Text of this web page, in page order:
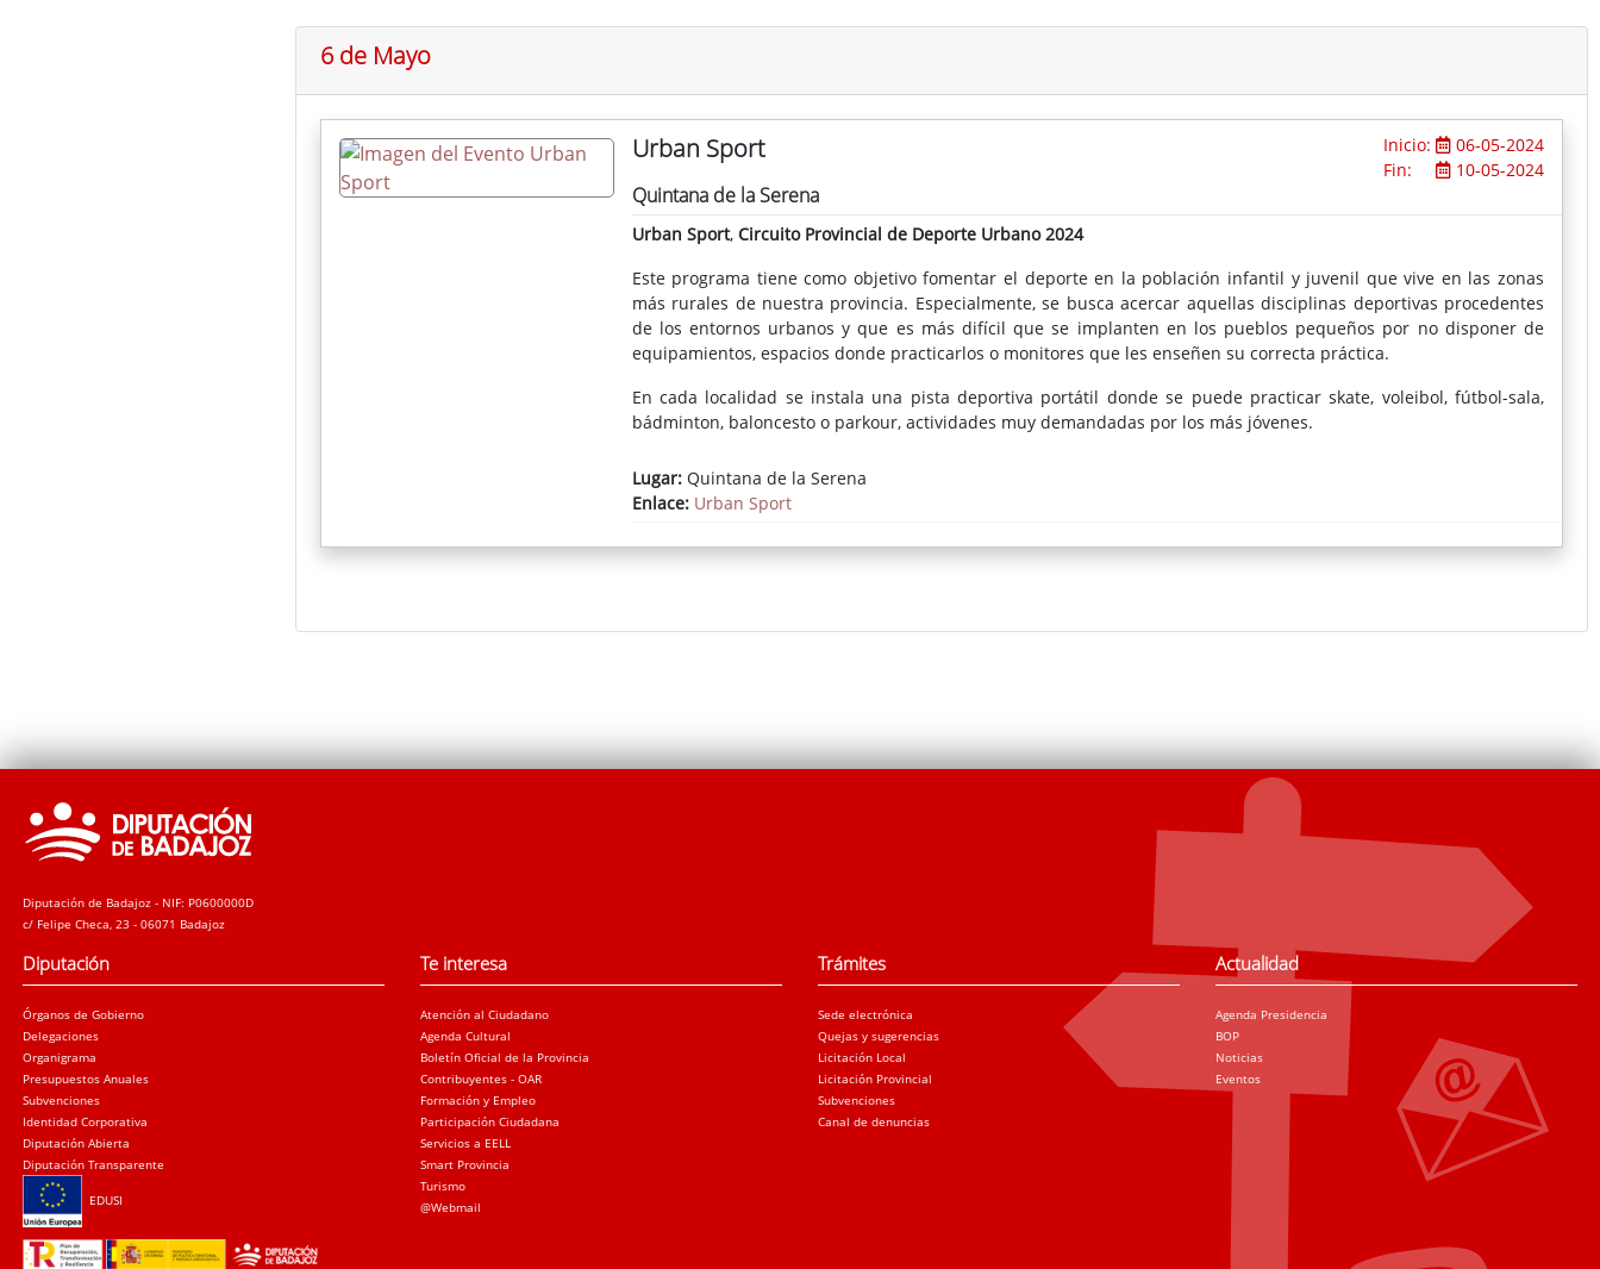
6 de Mayo
Urban Sport Inicio:
06-05-2024
Fin:
10-05-2024
Quintana de la Serena
Urban Sport, Circuito Provincial de Deporte Urbano 2024
Este programa tiene como objetivo fomentar el deporte en la población infantil y juvenil que vive en las zonas
más rurales de nuestra provincia. Especialmente, se busca acercar aquellas disciplinas deportivas procedentes
de los entornos urbanos y que es más difícil que se implanten en los pueblos pequeños por no disponer de
equipamientos, espacios donde practicarlos o monitores que les enseñen su correcta práctica.
En cada localidad se instala una pista deportiva portátil donde se puede practicar skate, voleibol, fútbol-sala,
bádminton, baloncesto o parkour, actividades muy demandadas por los más jóvenes.
Lugar:Quintana de la Serena
Enlace: Urban Sport
Diputación de Badajoz - NIF: P0600000D
c/ Felipe Checa, 23 - 06071 Badajoz
Diputación
Órganos de Gobierno
Delegaciones
Organigrama
Presupuestos Anuales
Subvenciones
Identidad Corporativa
Diputación Abierta
Diputación Transparente
EDUSI
Te interesa
Atención al Ciudadano
Agenda Cultural
Boletín Oficial de la Provincia
Contribuyentes - OAR
Formación y Empleo
Participación Ciudadana
Servicios a EELL
Smart Provincia
Turismo
@Webmail
Trámites
Sede electrónica
Quejas y sugerencias
Licitación Local
Licitación Provincial
Subvenciones
Canal de denuncias
Actualidad
Agenda Presidencia
BOP
Noticias
Eventos